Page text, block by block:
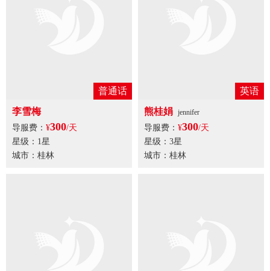
普通话
李雪梅
导服费： ¥300/天
星级：1星
城市：桂林
英语
熊桂娟 jennifer
导服费： ¥300/天
星级：3星
城市：桂林